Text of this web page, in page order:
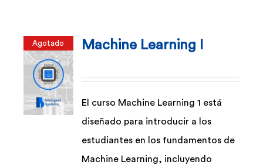
Las
se
pueden
elegir
en
la
Agotado Machine Learning I
El curso Machine Learning 1 está
diseñado para introducir a los
estudiantes en los fundamentos de
Machine Learning, incluyendo